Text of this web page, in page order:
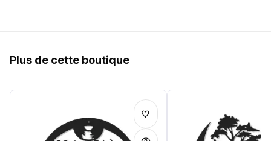
Plus de cette boutique